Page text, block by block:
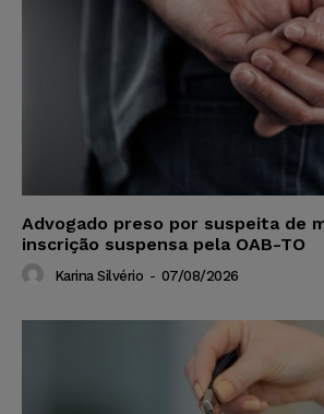
Advogado preso por suspeita de
inscrição suspensa pela OAB-TO
Karina Silvério - 07/08/2026